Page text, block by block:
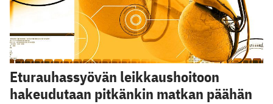
Eturauhassyövän leikkaushoitoon
hakeudutaan pitkänkin matkan päähän